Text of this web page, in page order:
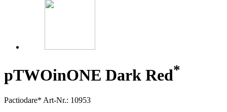
pTWOinONE Dark Red*
Pactiodare* Art-Nr.: 10953